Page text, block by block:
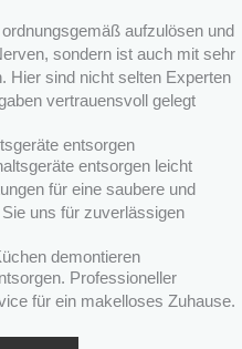
aufzulösen und
sondern ist auch mit sehr
Hier sind nicht selten Experten
vertrauensvoll gelegt
entsorgen
entsorgen leicht
für eine saubere und
uns für zuverlässigen
demontieren
Professioneller
für ein makelloses Zuhause.